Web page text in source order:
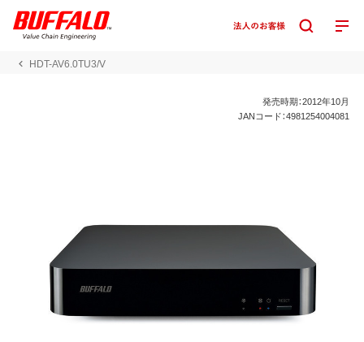
HDT-AV6.0TU3/V
発売時期：2012年10月
JANコード：4981254004081